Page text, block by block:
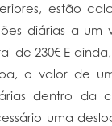
estão
diárias a um
de 230€ E
o valor de
dentro da
uma